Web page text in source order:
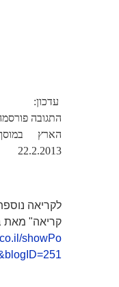
עדכון:
התגובה
הארץ
22.2.2013
לקריאה
קריאה" מאת
showPo